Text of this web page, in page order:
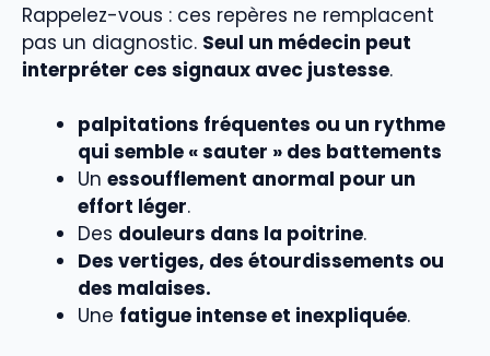
Rappelez-vous : ces repères ne remplacent
pas un diagnostic. Seul un médecin peut
interpréter ces signaux avec justesse.
palpitations fréquentes ou un rythme
qui semble « sauter » des battements
Un essoufflement anormal pour un
effort léger.
Des douleurs dans la poitrine.
Des vertiges, des étourdissements ou
des malaises.
Une fatigue intense et inexpliquée.